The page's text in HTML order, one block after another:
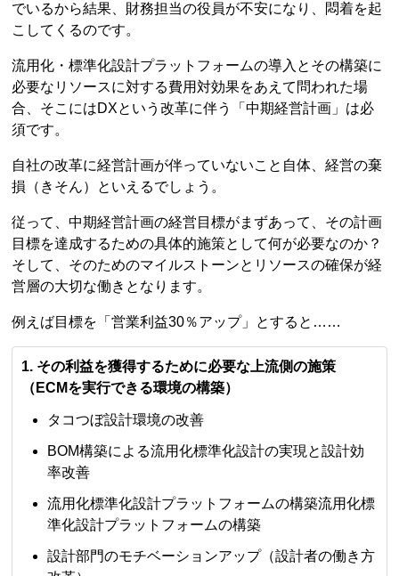
でいるから結果、財務担当の役員が不安になり、悶着を起
こしてくるのです。
流用化・標準化設計プラットフォームの導入とその構築に
必要なリソースに対する費用対効果をあえて問われた場
合、そこにはDXという改革に伴う「中期経営計画」は必
須です。
自社の改革に経営計画が伴っていないこと自体、経営の棄
損（きそん）といえるでしょう。
従って、中期経営計画の経営目標がまずあって、その計画
目標を達成するための具体的施策として何が必要なのか？
そして、そのためのマイルストーンとリソースの確保が経
営層の大切な働きとなります。
例えば目標を「営業利益30％アップ」とすると……
1. その利益を獲得するために必要な上流側の施策
（ECMを実行できる環境の構築）
タコつぼ設計環境の改善
BOM構築による流用化標準化設計の実現と設計効
率改善
流用化標準化設計プラットフォームの構築流用化標
準化設計プラットフォームの構築
設計部門のモチベーションアップ（設計者の働き方